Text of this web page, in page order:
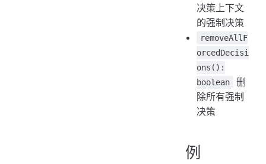
决策上下文
的强制决策
removeAllF
orcedDecisi
ons():
boolean
删
除所有强制
决策
例